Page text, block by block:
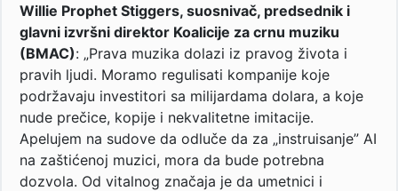
Willie Prophet Stiggers, suosnivač, predsednik i
glavni izvršni direktor Koalicije za crnu muziku
(BMAC): „Prava muzika dolazi iz pravog života i
pravih ljudi. Moramo regulisati kompanije koje
podržavaju investitori sa milijardama dolara, a koje
nude prečice, kopije i nekvalitetne imitacije.
Apelujem na sudove da odluče da za „instruisanje” AI
na zaštićenoj muzici, mora da bude potrebna
dozvola. Od vitalnog značaja je da umetnici i